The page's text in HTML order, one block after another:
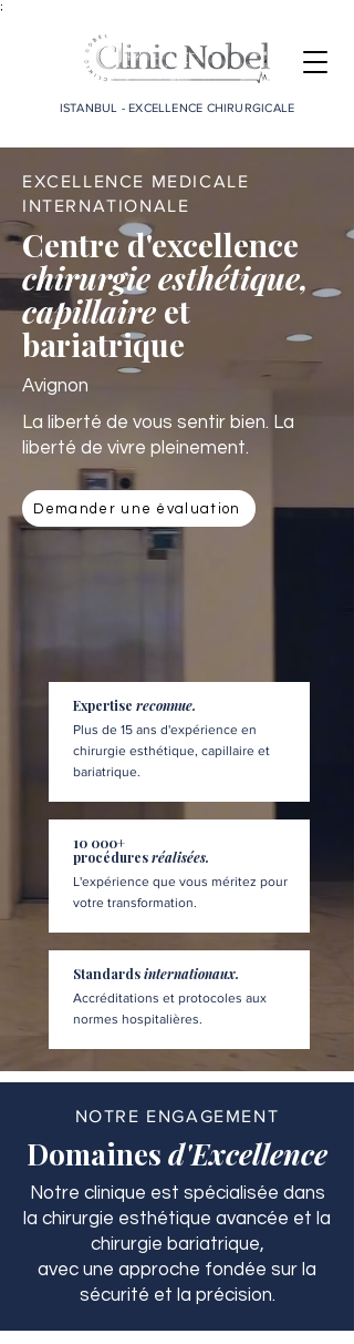
;
ISTANBUL - EXCELLENCE CHIRURGICALE
EXCELLENCE MEDICALE
INTERNATIONALE
Centre d'excellence
chirurgie esthétique,
capillaire et
bariatrique
Avignon
La liberté de vous sentir bien. La
liberté de vivre pleinement.
Demander une évaluation
Expertise reconnue.
Plus de 15 ans d'expérience en
chirurgie esthétique, capillaire et
bariatrique.
10 000+
procéduresréalisées.
L'expérience que vous méritez pour
votre transformation.
Standardsinternationaux.
Accréditations et protocoles aux
normes hospitalières.
NOTRE ENGAGEMENT
Domaines d'Excellence
Notre clinique est spécialisée dans
la chirurgie esthétique avancée et la
chirurgie bariatrique,
avec une approche fondée sur la
sécurité et la précision.